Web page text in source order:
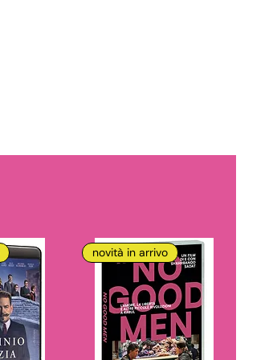
novità in arrivo